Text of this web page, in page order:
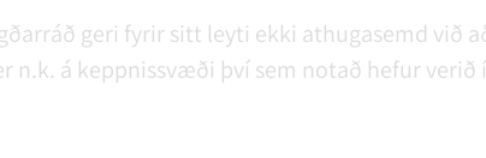
geri fyrir sitt leyti ekki athugasemd við
n.k. á keppnissvæði því sem notað hefur